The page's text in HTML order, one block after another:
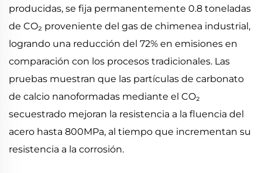
producidas, se fija permanentemente 0.8 toneladas
de CO₂ proveniente del gas de chimenea industrial,
logrando una reducción del 72% en emisiones en
comparación con los procesos tradicionales. Las
pruebas muestran que las partículas de carbonato
de calcio nanoformadas mediante el CO₂
secuestrado mejoran la resistencia a la fluencia del
acero hasta 800MPa, al tiempo que incrementan su
resistencia a la corrosión.